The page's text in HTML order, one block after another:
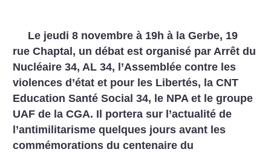
Le jeudi 8 novembre à 19h à la Gerbe, 19
rue Chaptal, un débat est organisé par Arrêt du
Nucléaire 34, AL 34, l’Assemblée contre les
violences d’état et pour les Libertés, la CNT
Education Santé Social 34, le NPA et le groupe
UAF de la CGA. Il portera sur l’actualité de
l’antimilitarisme quelques jours avant les
commémorations du centenaire du